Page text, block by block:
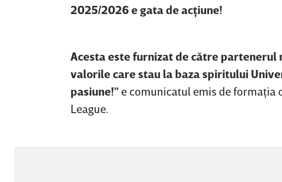
2025/2026 e gata de acţiune!
Acesta este furnizat de către
valorile care stau la baza spiritului
pasiune!” e comunicatul emis de formaţia
League.